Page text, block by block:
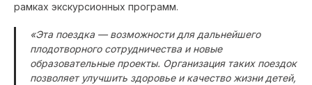
рамках экскурсионных программ.
«Эта поездка — возможности для дальнейшего
плодотворного сотрудничества и новые
образовательные проекты. Организация таких поездок
позволяет улучшить здоровье и качество жизни детей,